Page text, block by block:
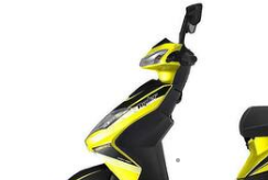
ஒரே சார்ஜில்
செல்லும்
ஸ்கூட்டர்
விலை
Siranjeevi Mar 01, 2023